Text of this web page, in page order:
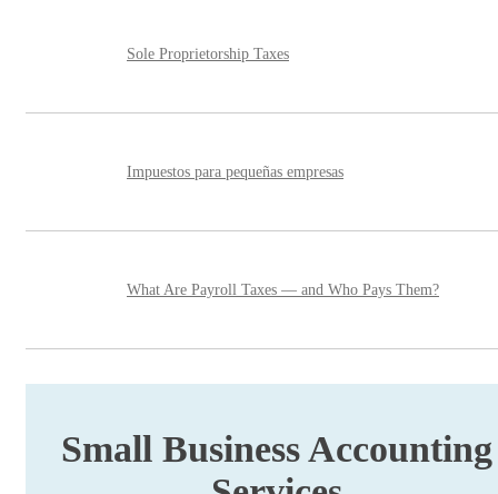
Sole Proprietorship Taxes
Impuestos para pequeñas empresas
What Are Payroll Taxes — and Who Pays Them?
Small Business Accounting